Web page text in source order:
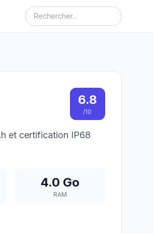
6.8
/10
et certification IP68
4.0 Go
RAM